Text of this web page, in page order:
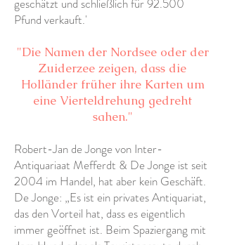
geschätzt und schließlich für 92.500
Pfund verkauft.'
"Die Namen der Nordsee oder der
Zuiderzee zeigen, dass die
Holländer früher ihre Karten um
eine Vierteldrehung gedreht
sahen."
Robert-Jan de Jonge von Inter-
Antiquariaat Mefferdt & De Jonge ist seit
2004 im Handel, hat aber kein Geschäft.
De Jonge: „Es ist ein privates Antiquariat,
das den Vorteil hat, dass es eigentlich
immer geöffnet ist. Beim Spaziergang mit